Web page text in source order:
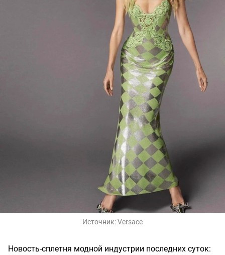
Источник:Versace
Новость-сплетня модной индустрии последних суток: